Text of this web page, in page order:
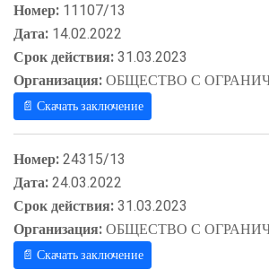
Номер: 11107/13
Дата: 14.02.2022
Срок действия:31.03.2023
Организация:ОБЩЕСТВО С
📄 Скачать заключение
Номер:24315/13
Дата:24.03.2022
Срок действия:31.03.2023
Организация:ОБЩЕСТВО С
📄 Скачать заключение